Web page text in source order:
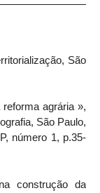
São
agrária »,
São Paulo,
número 1, p.35-
construção da